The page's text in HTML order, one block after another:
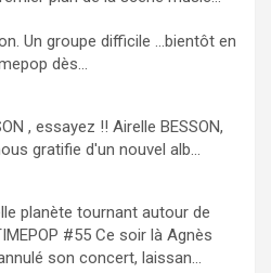
Un groupe difficile ...bientôt en
dès...
, essayez !! Airelle BESSON,
gratifie d'un nouvel alb...
planète tournant autour de
#55 Ce soir là Agnès
son concert, laissan...